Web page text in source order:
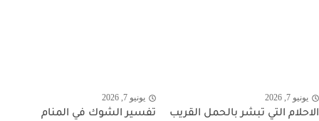
يونيو 7, 2026
الاحلام التي تبشر بالحمل القريب
يونيو 7, 2026
تفسير الشوك في المنام